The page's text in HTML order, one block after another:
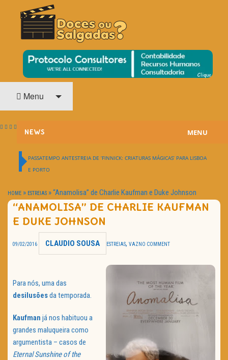
DOCES OU SALGADAS?
O Cinema? Uma Paixão!!
Menu
NEWS
HOME CINEMA
NOTA PESSOAL
TRAILER DO DIA
Política de Privacidade
MENU
PASSATEMPO ANTESTREIA DE ‘FINNICK: CRIATURAS MÁGICAS’ PARA LISBOA
E PORTO
HOME » ESTREIAS »“Anamolisa” de Charlie Kaufman e Duke Johnson
“ANAMOLISA” DE CHARLIE KAUFMAN
E DUKE JOHNSON
09/02/2016 CLAUDIO SOUSA ESTREIAS, VAZ NO COMMENT
Para nós, uma das
desilusõesda temporada.
Kaufman já nos habituou a
grandes maluqueira como
argumentista – casos de
Eternal Sunshine of the